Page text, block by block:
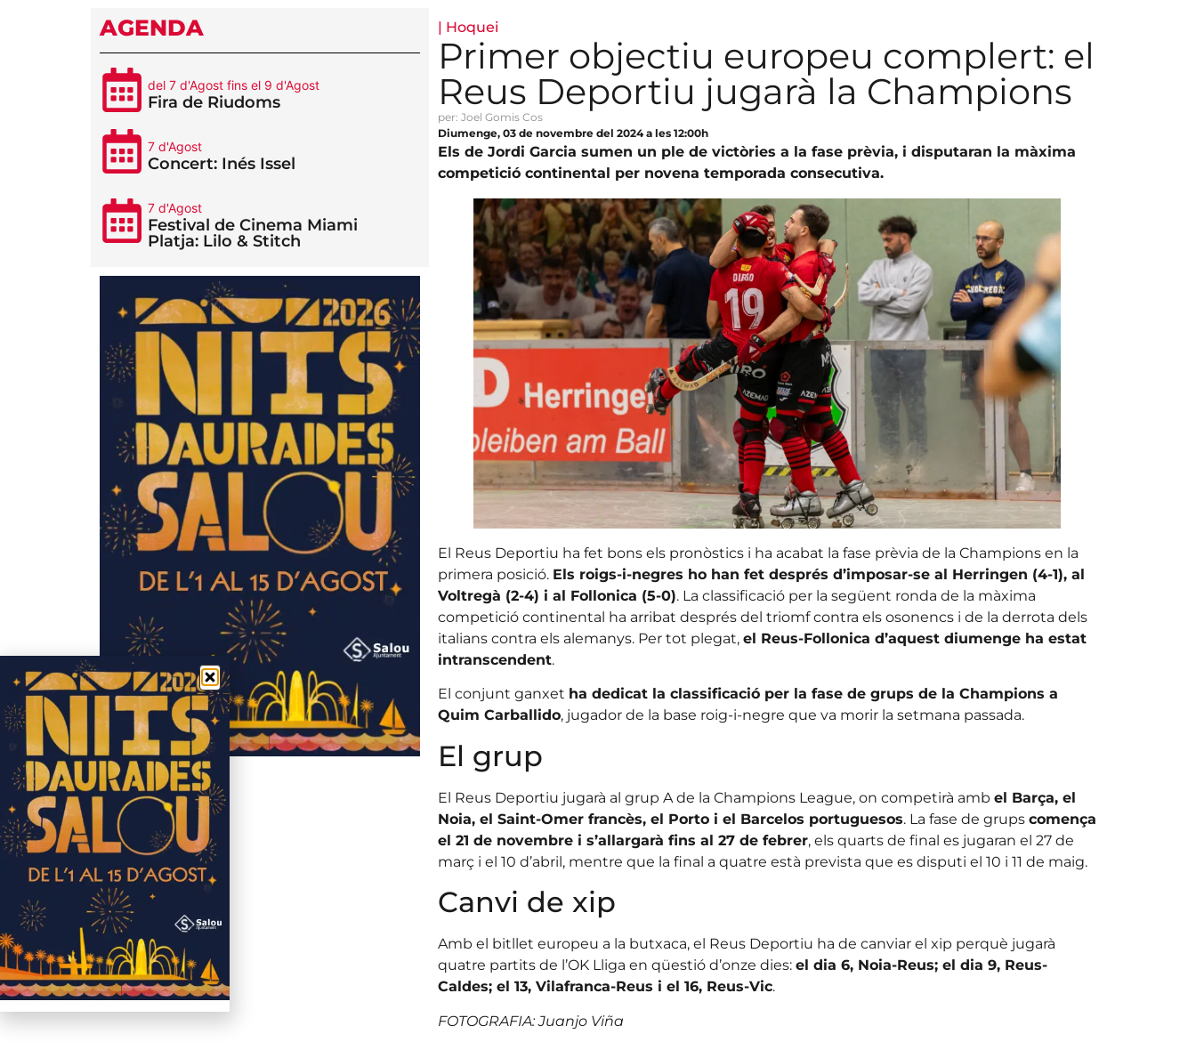
AGENDA
del 7 d'Agost fins el 9 d'Agost
Fira de Riudoms
7 d'Agost
Concert: Inés Issel
7 d'Agost
Festival de Cinema Miami
Platja: Lilo & Stitch
| Hoquei
Primer objectiu europeu complert: el
Reus Deportiu jugarà la Champions
per: Joel Gomis Cos
Diumenge, 03 de novembre del 2024 a les 12:00h
Els de Jordi Garcia sumen un ple de victòries a la fase prèvia, i disputaran la màxima
competició continental per novena temporada consecutiva.
El Reus Deportiu ha fet bons els pronòstics i ha acabat la fase prèvia de la Champions en la
primera posició. Els roigs-i-negres ho han fet després d’imposar-se al Herringen (4-1), al
Voltregà (2-4) i al Follonica (5-0). La classificació per la següent ronda de la màxima
competició continental ha arribat després del triomf contra els osonencs i de la derrota dels
italians contra els alemanys. Per tot plegat, el Reus-Follonica d’aquest diumenge ha estat
intranscendent.
El conjunt ganxet ha dedicat la classificació per la fase de grups de la Champions a
Quim Carballido, jugador de la base roig-i-negre que va morir la setmana passada.
El grup
El Reus Deportiu jugarà al grup A de la Champions League, on competirà amb el Barça, el
Noia, el Saint-Omer francès, el Porto i el Barcelos portuguesos. La fase de grups comença
el 21 de novembre i s’allargarà fins al 27 de febrer, els quarts de final es jugaran el 27 de
març i el 10 d’abril, mentre que la final a quatre està prevista que es disputi el 10 i 11 de maig.
Canvi de xip
Amb el bitllet europeu a la butxaca, el Reus Deportiu ha de canviar el xip perquè jugarà
quatre partits de l’OK Lliga en qüestió d’onze dies: el dia 6, Noia-Reus; el dia 9, Reus-
Caldes; el 13, Vilafranca-Reus i el 16, Reus-Vic.
FOTOGRAFIA: Juanjo Viña